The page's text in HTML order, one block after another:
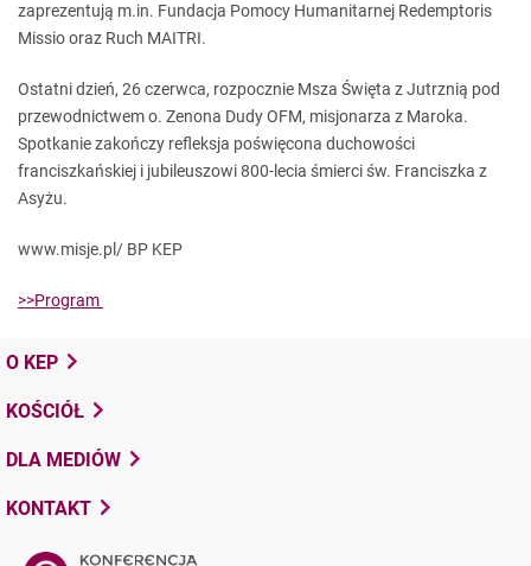
zaprezentują m.in. Fundacja Pomocy Humanitarnej Redemptoris
Missio oraz Ruch MAITRI.
Ostatni dzień, 26 czerwca, rozpocznie Msza Święta z Jutrznią pod
przewodnictwem o. Zenona Dudy OFM, misjonarza z Maroka.
Spotkanie zakończy refleksja poświęcona duchowości
franciszkańskiej i jubileuszowi 800-lecia śmierci św. Franciszka z
Asyżu.
www.misje.pl/ BP KEP
>>Program
O KEP
KOŚCIÓŁ
DLA MEDIÓW
KONTAKT